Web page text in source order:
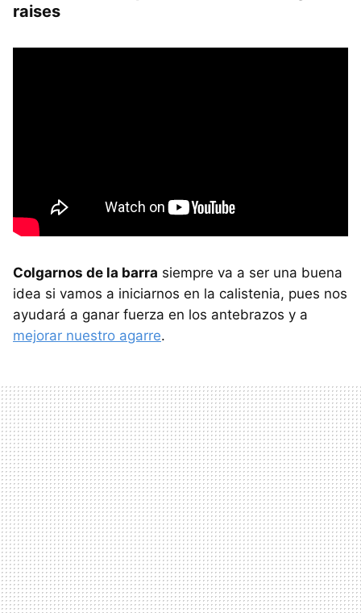
raises
Colgarnos de la barra siempre va a ser una buena
idea si vamos a iniciarnos en la calistenia, pues nos
ayudará a ganar fuerza en los antebrazos y a
mejorar nuestro agarre.